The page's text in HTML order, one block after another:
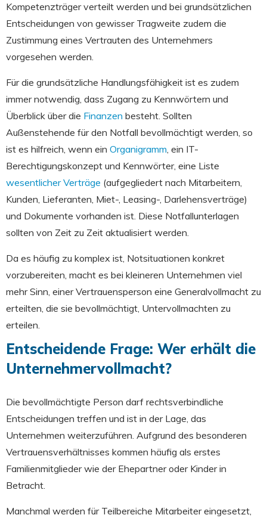
Kompetenzträger verteilt werden und bei grundsätzlichen
Entscheidungen von gewisser Tragweite zudem die
Zustimmung eines Vertrauten des Unternehmers
vorgesehen werden.
Für die grundsätzliche Handlungsfähigkeit ist es zudem
immer notwendig, dass Zugang zu Kennwörtern und
Überblick über die Finanzen besteht. Sollten
Außenstehende für den Notfall bevollmächtigt werden, so
ist es hilfreich, wenn ein Organigramm, ein IT-
Berechtigungskonzept und Kennwörter, eine Liste
wesentlicher Verträge (aufgegliedert nach Mitarbeitern,
Kunden, Lieferanten, Miet-, Leasing-, Darlehensverträge)
und Dokumente vorhanden ist. Diese Notfallunterlagen
sollten von Zeit zu Zeit aktualisiert werden.
Da es häufig zu komplex ist, Notsituationen konkret
vorzubereiten, macht es bei kleineren Unternehmen viel
mehr Sinn, einer Vertrauensperson eine Generalvollmacht zu
erteilten, die sie bevollmächtigt, Untervollmachten zu
erteilen.
Entscheidende Frage: Wer erhält die
Unternehmervollmacht?
Die bevollmächtigte Person darf rechtsverbindliche
Entscheidungen treffen und ist in der Lage, das
Unternehmen weiterzuführen. Aufgrund des besonderen
Vertrauensverhältnisses kommen häufig als erstes
Familienmitglieder wie der Ehepartner oder Kinder in
Betracht.
Manchmal werden für Teilbereiche Mitarbeiter eingesetzt,